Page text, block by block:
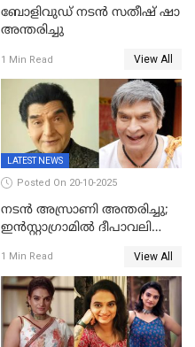
ബോളിവുഡ് നടൻ സതീഷ് ഷാ
അന്തരിച്ചു
1 Min Read View All
LATEST NEWS
Posted On 20-10-2025
നടന്‍ അസ്രാണി അന്തരിച്ചു;
ഇന്‍‌സ്റ്റാഗ്രാമില്‍ ദീപാവലി
മണിക്കൂറുകള്‍ക്കകം
വിയോഗം
1 Min Read View All